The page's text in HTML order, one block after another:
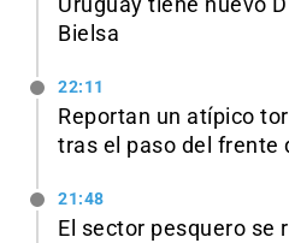
Uruguay tiene nuevo
Bielsa
22:11
Reportan un atípico
tras el paso del frente
21:48
El sector pesquero se